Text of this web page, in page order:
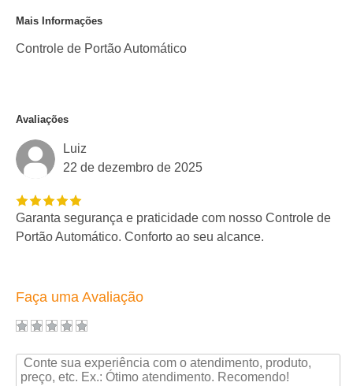
Mais Informações
Controle de Portão Automático
Avaliações
Luiz
22 de dezembro de 2025
Garanta segurança e praticidade com nosso Controle de
Portão Automático. Conforto ao seu alcance.
Faça uma Avaliação